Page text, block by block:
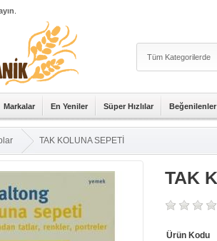
Markalar En Yeniler Süper Hızlılar Beğenilenler
TAK KOLUNA SEPETİ
TAK
Ürün Kodu